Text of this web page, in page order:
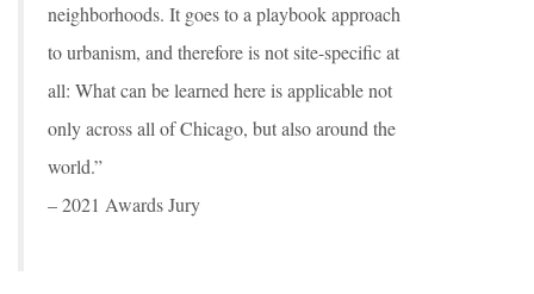
neighborhoods. It goes to a playbook approach
to urbanism, and therefore is not site-specific at
all: What can be learned here is applicable not
only across all of Chicago, but also around the
world.”
– 2021 Awards Jury